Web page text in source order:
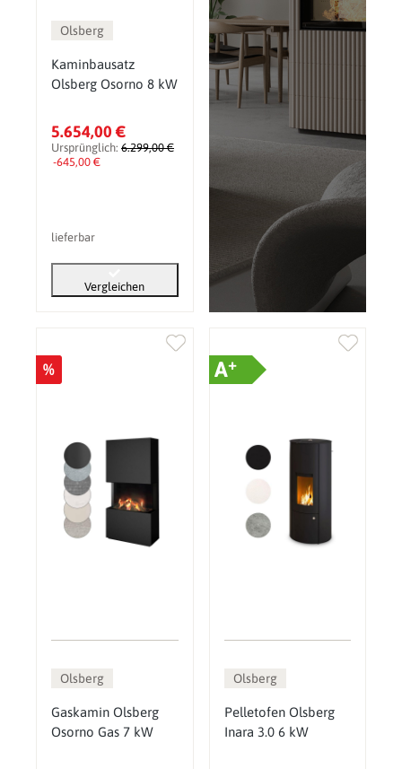
Olsberg
Kaminbausatz
Olsberg Osorno 8 kW
5.654,00 €
Ursprünglich: 6.299,00 €
-645,00 €
lieferbar
Vergleichen
%
Olsberg
Gaskamin Olsberg
Osorno Gas 7 kW
A+
Olsberg
Pelletofen Olsberg
Inara 3.0 6 kW